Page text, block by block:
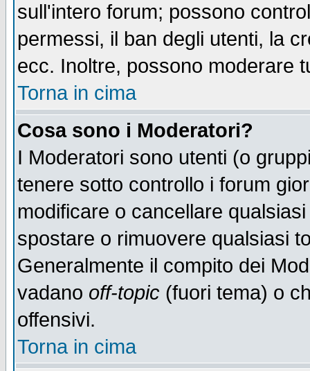
sull'intero forum; possono
permessi, il ban degli utenti, la
ecc. Inoltre, possono moderare
Torna in cima
Cosa sono i Moderatori?
I Moderatori sono utenti (o
tenere sotto controllo i forum
modificare o cancellare
spostare o rimuovere qualsiasi
Generalmente il compito dei
vadano off-topic (fuori tema) o
offensivi.
Torna in cima